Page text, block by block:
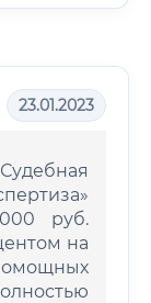
23.01.2023
руб.
на